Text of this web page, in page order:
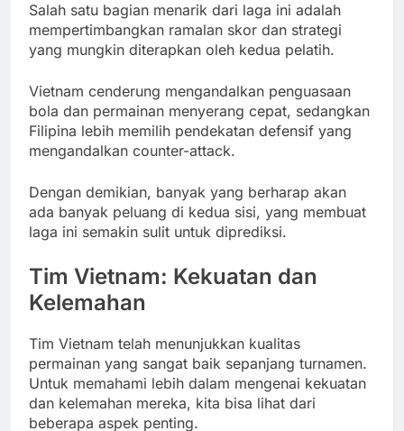
Salah satu bagian menarik dari laga ini adalah
mempertimbangkan ramalan skor dan strategi
yang mungkin diterapkan oleh kedua pelatih.
Vietnam cenderung mengandalkan penguasaan
bola dan permainan menyerang cepat, sedangkan
Filipina lebih memilih pendekatan defensif yang
mengandalkan counter-attack.
Dengan demikian, banyak yang berharap akan
ada banyak peluang di kedua sisi, yang membuat
laga ini semakin sulit untuk diprediksi.
Tim Vietnam: Kekuatan dan
Kelemahan
Tim Vietnam telah menunjukkan kualitas
permainan yang sangat baik sepanjang turnamen.
Untuk memahami lebih dalam mengenai kekuatan
dan kelemahan mereka, kita bisa lihat dari
beberapa aspek penting.